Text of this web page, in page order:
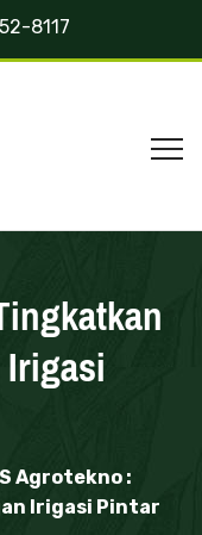
8117
Agrotekno :
Irigasi Pintar